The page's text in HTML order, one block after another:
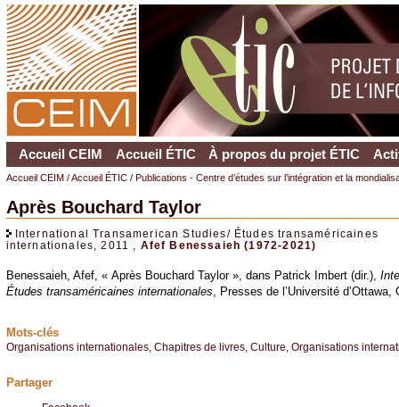
Accueil CEIM Accueil ÉTIC À propos du projet ÉTIC
Accueil CEIM/Accueil ÉTIC/ Publications - Centre d’études sur l’intégration et la
Après Bouchard Taylor
International Transamerican Studies/ Études transaméricaines
internationales, 2011 , Afef Benessaieh (1972-2021)
Benessaieh, Afef, « Après Bouchard Taylor », dans Patrick Imbert (dir.),
Études transaméricaines internationales, Presses de l’Université d’Ottawa,
Mots-clés
Organisations internationales, Chapitres de livres, Culture Organisations
Partager